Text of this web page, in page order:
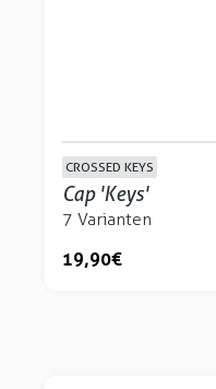
CROSSED KEYS
Cap 'Keys'
7 Varianten
19,90 €